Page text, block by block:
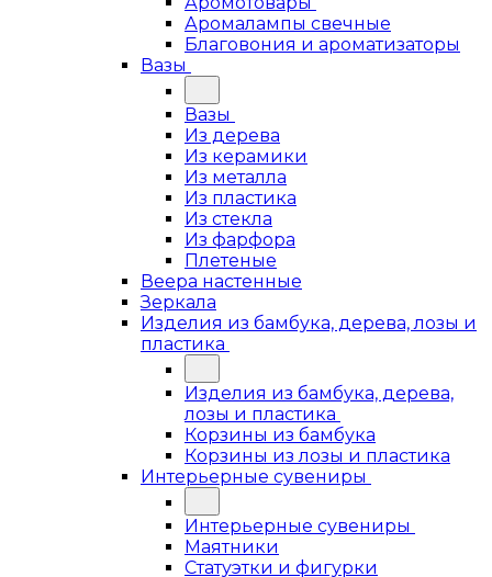
Аромалампы свечные
Благовония и ароматизаторы
Вазы
Вазы
Из дерева
Из керамики
Из металла
Из пластика
Из стекла
Из фарфора
Плетеные
Веера настенные
Зеркала
Изделия из бамбука, дерева, лозы и
пластика
Изделия из бамбука, дерева,
лозы и пластика
Корзины из бамбука
Корзины из лозы и пластика
Интерьерные сувениры
Интерьерные сувениры
Маятники
Статуэтки и фигурки